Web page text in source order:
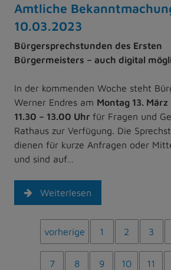
Amtliche
10.03.2023
Bürgersprechstunden des Ersten
Bürgermeisters – auch digital
In der kommenden Woche steht
Werner Endres am Montag 13.
11.30 – 13.00 Uhr für Fragen und
Rathaus zur Verfügung. Die
dienen für kurze Anfragen oder
und sind auf…
Weiterlesen
vorherige 1 2 3
7 8 9 10 11